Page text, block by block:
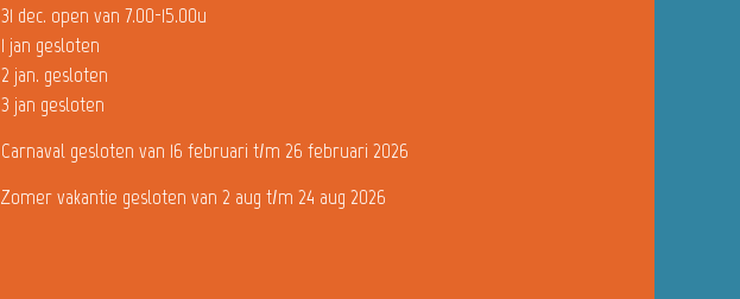
31 dec. open van 7.00-15.00u
1 jan gesloten
2 jan. gesloten
3 jan gesloten
Carnaval gesloten van 16 februari t/m 26 februari 2026
Zomer vakantie gesloten van 2 aug t/m 24 aug 2026